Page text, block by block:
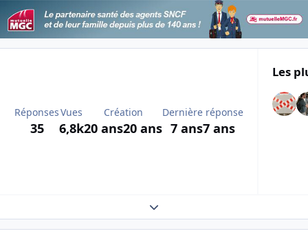
Réponses
35
Vues
6,8k
Création
20 ans20 ans
Dernière réponse
7 ans7 ans
Les
Expand topic overview